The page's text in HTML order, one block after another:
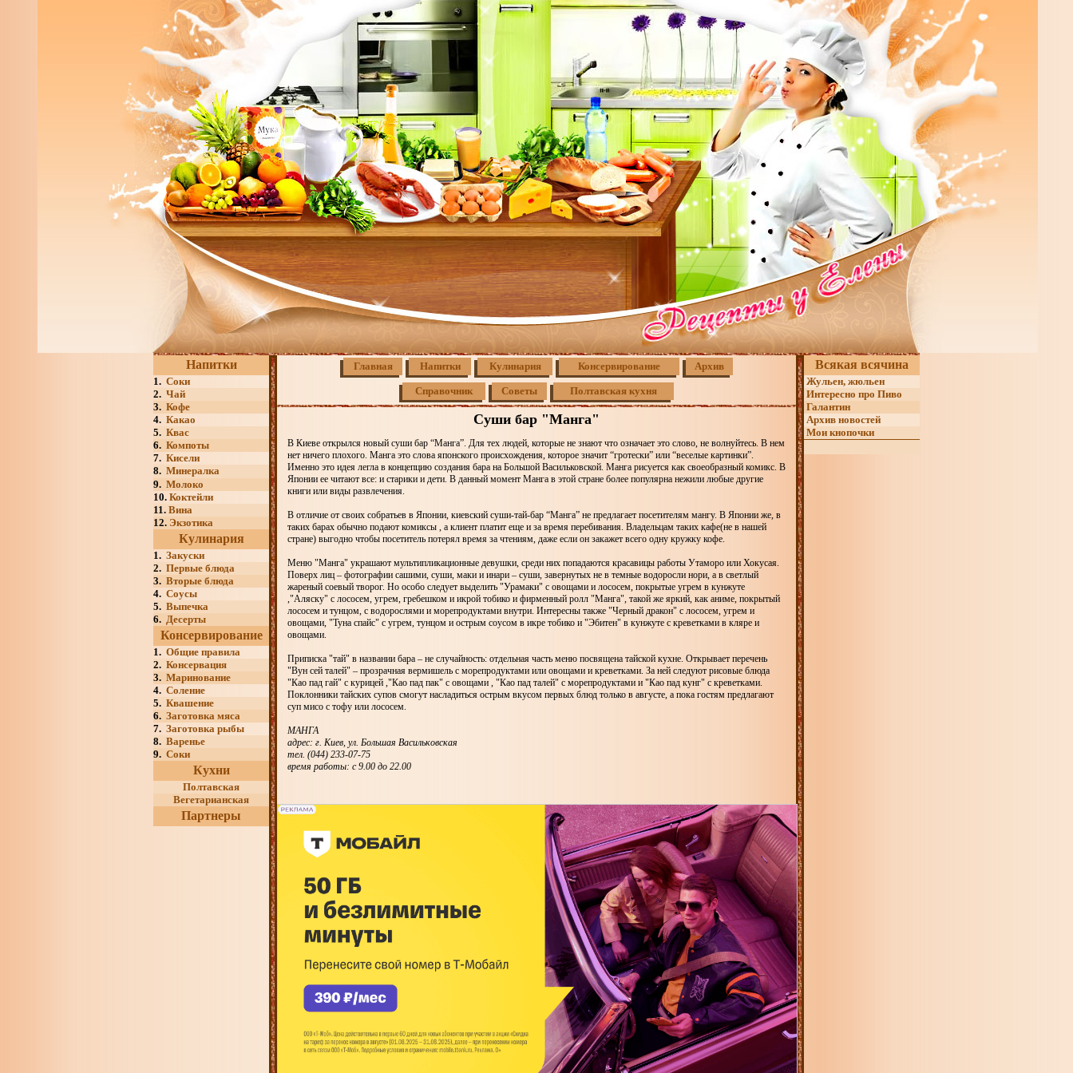
Напитки
1. Соки
2. Чай
3. Кофе
4. Какао
5. Квас
6. Компоты
7. Кисели
8. Минералка
9. Молоко
10. Коктейли
11. Вина
12. Экзотика
Кулинария
1. Закуски
2. Первые блюда
3. Вторые блюда
4. Соусы
5. Выпечка
6. Десерты
Консервирование
1. Общие правила
2. Консервация
3. Маринование
4. Соление
5. Квашение
6. Заготовка мяса
7. Заготовка рыбы
8. Варенье
9. Соки
Кухни
Полтавская
Вегетарианская
Партнеры
Главная Напитки Кулинария Консервирование Архив
Справочник Советы Полтавская кухня
Суши бар "Манга"
В Киеве открылся новый суши бар “Манга”. Для тех людей, которые не знают что означает это слово, не волнуйтесь. В нем
нет ничего плохого. Манга это слова японского происхождения, которое значит “гротески” или “веселые картинки”.
Именно это идея легла в концепцию создания бара на Большой Васильковской. Манга рисуется как своеобразный комикс. В
Японии ее читают все: и старики и дети. В данный момент Манга в этой стране более популярна нежили любые другие
книги или виды развлечения.
В отличие от своих собратьев в Японии, киевский суши-тай-бар “Манга” не предлагает посетителям мангу. В Японии же, в
таких барах обычно подают комиксы , а клиент платит еще и за время перебивания. Владельцам таких кафе(не в нашей
стране) выгодно чтобы посетитель потерял время за чтениям, даже если он закажет всего одну кружку кофе.
Меню "Манга" украшают мультипликационные девушки, среди них попадаются красавицы работы Утаморо или Хокусая.
Поверх лиц – фотографии сашими, суши, маки и инари – суши, завернутых не в темные водоросли нори, а в светлый
жареный соевый творог. Но особо следует выделить "Урамаки" с овощами и лососем, покрытые угрем в кунжуте
,"Аляску" с лососем, угрем, гребешком и икрой тобико и фирменный ролл "Манга", такой же яркий, как аниме, покрытый
лососем и тунцом, с водорослями и морепродуктами внутри. Интересны также "Черный дракон" с лососем, угрем и
овощами, "Туна спайс" с угрем, тунцом и острым соусом в икре тобико и "Эбитен" в кунжуте с креветками в кляре и
овощами.
Приписка "тай" в названии бара – не случайность: отдельная часть меню посвящена тайской кухне. Открывает перечень
"Вун сей талей" – прозрачная вермишель с морепродуктами или овощами и креветками. За ней следуют рисовые блюда
"Као пад гай" с курицей ,"Као пад пак" с овощами , "Као пад талей" с морепродуктами и "Као пад кунг" с креветками.
Поклонники тайских супов смогут насладиться острым вкусом первых блюд только в августе, а пока гостям предлагают
суп мисо с тофу или лососем.
МАНГА
адрес: г. Киев, ул. Большая Васильковская
тел. (044) 233-07-75
время работы: с 9.00 до 22.00
Всякая всячина
Жульен, жюльен
Интересно про Пиво
Галантин
Архив новостей
Мои кнопочки